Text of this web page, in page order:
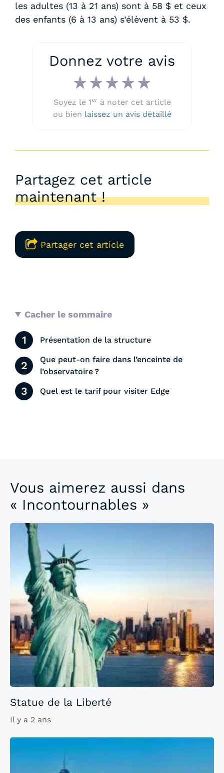
les adultes (13 à 21 ans) sont à 58 $ et ceux
des enfants (6 à 13 ans) s’élèvent à 53 $.
Donnez votre avis
★★★★★
Soyez le 1erà noter cet article
ou bien laissez un avis détaillé
Partagez cet article
maintenant !
Partager cet article
Cacher le sommaire
Présentation de la structure
Que peut-on faire dans l’enceinte de
l’observatoire ?
Quel est le tarif pour visiter Edge
Vous aimerez aussi dans
« Incontournables »
Statue de la Liberté
Il y a 2 ans